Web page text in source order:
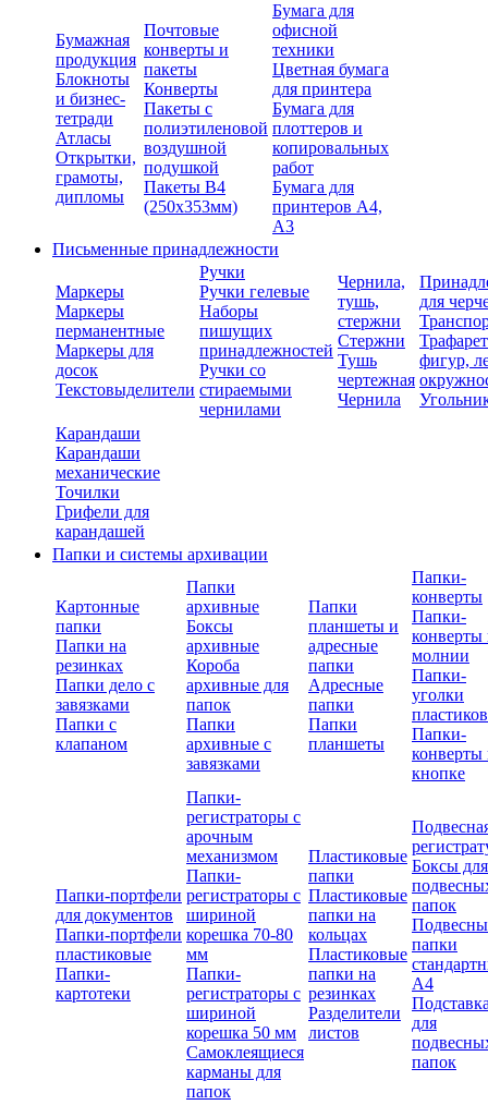
Бумажная
продукция
Блокноты
и бизнес-
тетради
Атласы
Открытки,
грамоты,
дипломы
Почтовые
конверты и
пакеты
Конверты
Пакеты с
полиэтиленовой
воздушной
подушкой
Пакеты В4
(250х353мм)
Бумага для
офисной
техники
Цветная бумага
для принтера
Бумага для
плоттеров и
копировальных
работ
Бумага для
принтеров А4,
А3
Письменные принадлежности
Маркеры
Маркеры
перманентные
Маркеры для
досок
Текстовыделители
Ручки
Ручки гелевые
Наборы
пишущих
принадлежностей
Ручки со
стираемыми
чернилами
Чернила,
тушь,
стержни
Стержни
Тушь
чертежная
Чернила
для
фигур,
Карандаши
Карандаши
механические
Точилки
Грифели для
карандашей
Папки и системы архивации
Картонные
папки
Папки на
резинках
Папки дело с
завязками
Папки с
клапаном
Папки
архивные
Боксы
архивные
Короба
архивные для
папок
Папки
архивные с
завязками
Папки
планшеты и
адресные
папки
Адресные
папки
Папки
планшеты
Папки-
конверты
Папки-
конверты
молнии
Папки-
уголки
Папки-
конверты
кнопке
Папки-портфели
для документов
Папки-портфели
пластиковые
Папки-
картотеки
Папки-
регистраторы с
арочным
механизмом
Папки-
регистраторы с
шириной
корешка 70-80
мм
Папки-
регистраторы с
шириной
корешка 50 мм
Самоклеящиеся
карманы для
папок
Пластиковые
папки
Пластиковые
папки на
кольцах
Пластиковые
папки на
резинках
Разделители
листов
Боксы для
папок
папки
А4
для
папок